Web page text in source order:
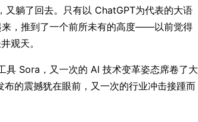
躺了回去。只有以 ChatGPT为代表的大语
，推到了一个前所未有的高度——以前觉得
观天。
具 Sora，又一次的 AI 技术变革姿态席卷了大
的震撼犹在眼前，又一次的行业冲击接踵而